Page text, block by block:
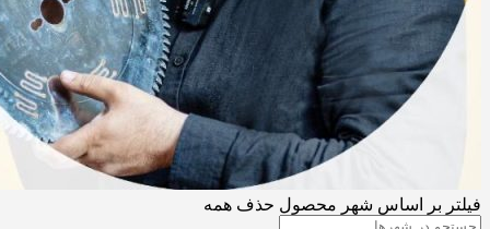
فیلتر بر اساس شهر محصول حذف همه